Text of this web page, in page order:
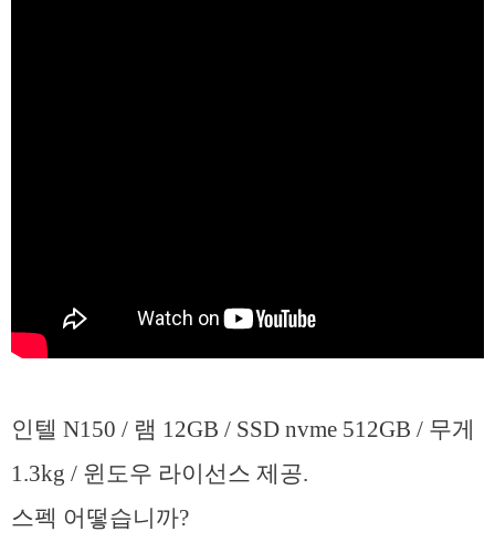
인텔 N150 / 램 12GB / SSD nvme 512GB / 무게
1.3kg / 윈도우 라이선스 제공.
스펙 어떻습니까?